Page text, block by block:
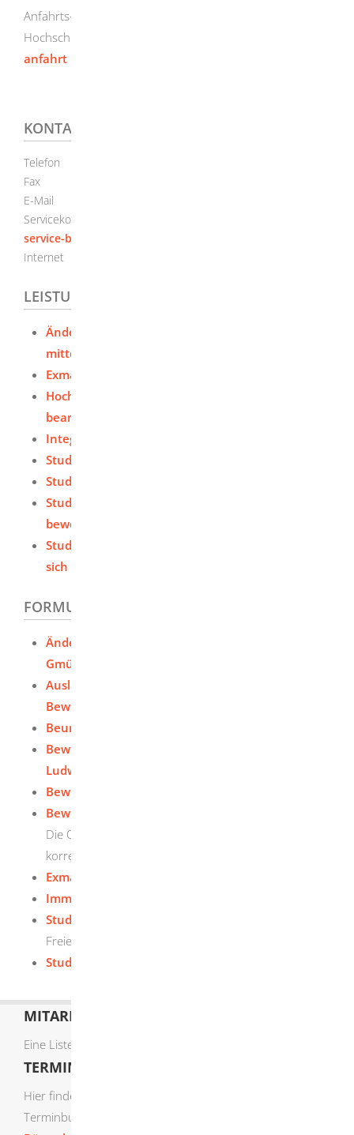
Anfahrts- und Campusplan s. Homepage der
Hochschule:
anfahrt
KONTAKT
Telefon
Fax
E-Mail
Servicekonto
service-bw.de senden
Internet
LEISTUNGEN
Änderung persönlicher Daten der Hochschule
mitteilen
Exmatrikulation - Studium beenden
Hochschulzugang für beruflich Qualifizierte
beantragen
Integriertes Auslandsstudium beantragen
Studienplatz - Beurlaubung beantragen
Studienplatz - einschreiben (Immatrikulation)
Studienplatz als ausländischer Studierender - sich
bewerben
Studienplatz ohne Zulassungsbeschränkung -
sich bewerben / einschreiben
FORMULARE UND ONLINEDIENSTE
Änderung persönlicher Daten der PH Schwäbisch
Gmünd mitteilen
Ausländische Studienbewerberinnen und
Bewerber - PH Schwäbisch Gmünd
Beurlaubung - PH Schwäbisch Gmünd
Bewerben - Pädagogische Hochschule
Ludwigsburg
Bewerben - PH Schwäbisch Gmünd
Bewerben - Universität Freiburg
Die Onlinebewerbung bei der Universität Freiburg
korrekt durchführen
Exmatrikulation - PH Schwäbisch Gmünd
Immatrikulation - PH Schwäbisch Gmünd
Studienplatz-Broker
Freie Studienplätze für das kommende Semester
Studieren ohne Abitur - PH Schwäbisch Gmünd
MITARBEITERLISTE
Eine Liste der Mitarbeiter von A-Z finden Sie
TERMIN ONLINE BUCHEN
Hier finden Sie die verfügbaren Sachgebiete zur Online-
Terminbuchung: